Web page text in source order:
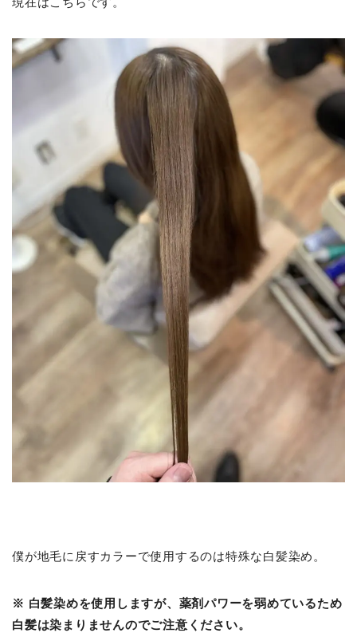
僕が地毛に戻すカラーで使用するのは特殊な白髪染め。
※ 白髪染めを使用しますが、薬剤パワーを弱めているため
白髪は染まりませんのでご注意ください。